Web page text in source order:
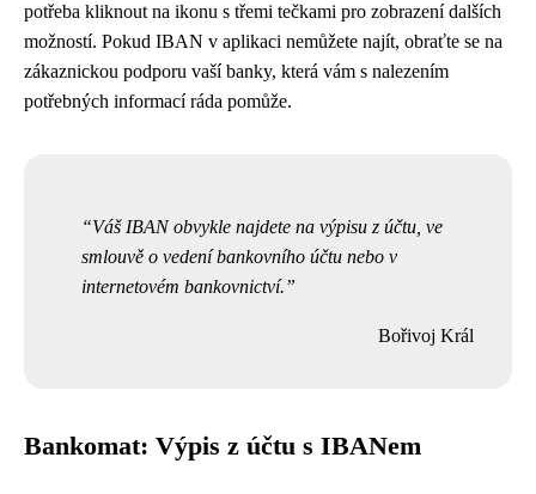
potřeba kliknout na ikonu s třemi tečkami pro zobrazení dalších
možností. Pokud IBAN v aplikaci nemůžete najít, obraťte se na
zákaznickou podporu vaší banky, která vám s nalezením
potřebných informací ráda pomůže.
Váš IBAN obvykle najdete na výpisu z účtu, ve
smlouvě o vedení bankovního účtu nebo v
internetovém bankovnictví.
Bořivoj Král
Bankomat: Výpis z účtu s IBANem